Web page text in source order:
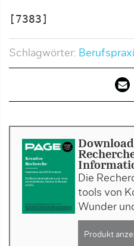
[7383]
Schlagwörter:
Die
tools von
Wunder
Produkt